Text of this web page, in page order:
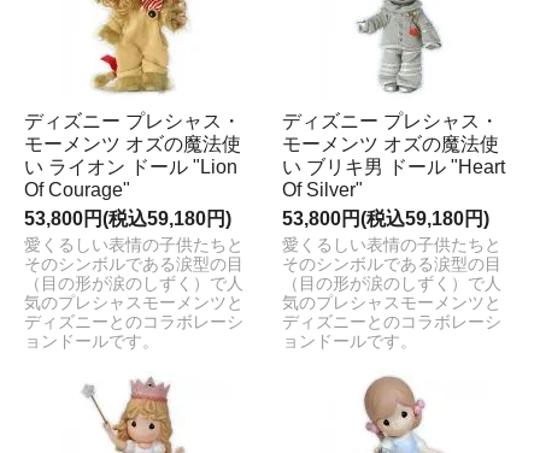
ディズニー プレシャス・
モーメンツ オズの魔法使
い ライオン ドール "Lion
Of Courage"
53,800円(税込59,180円)
愛くるしい表情の子供たちと
そのシンボルである涙型の目
（目の形が涙のしずく）で人
気のプレシャスモーメンツと
ディズニーとのコラボレーシ
ョンドールです。
ディズニー プレシャス・
モーメンツ オズの魔法使
い ブリキ男 ドール "Heart
Of Silver"
53,800円(税込59,180円)
愛くるしい表情の子供たちと
そのシンボルである涙型の目
（目の形が涙のしずく）で人
気のプレシャスモーメンツと
ディズニーとのコラボレーシ
ョンドールです。